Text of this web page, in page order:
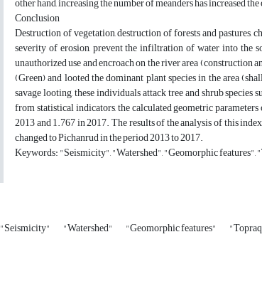
Conclusion
Destruction of vegetation, destruction of forests and pastures,
severity of erosion, prevent the infiltration of water into the
unauthorized use and encroach on the river area
(Green) and looted the dominant plant species in the area
savage looting, these individuals attack tree and shrub
from statistical indicators, the calculated geometric
2013 and 1.767 in 2017. The results of the analysis of this
changed to Pichanrud in the period 2013 to 2017.
Keywords: "Seismicity", "Watershed", "Geomorphic
"Seismicity" "Watershed" "Geomorphic features"